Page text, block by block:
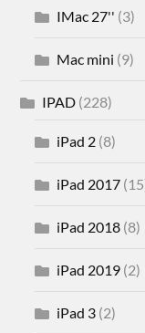
IMac 27'' (3)
Mac mini (9)
IPAD (228)
iPad 2 (8)
iPad 2017
iPad 2018 (8)
iPad 2019 (2)
iPad 3 (2)